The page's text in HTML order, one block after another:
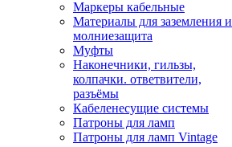
Маркеры кабельные
Материалы для заземления и
молниезащита
Муфты
Наконечники, гильзы,
колпачки. ответвители,
разъёмы
Кабеленесущие системы
Патроны для ламп
Патроны для ламп Vintage